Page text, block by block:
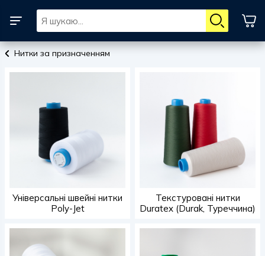
Нитки за призначенням
Універсальні швейні нитки
Poly-Jet
Текстуровані нитки
Duratex (Durak, Туреччина)